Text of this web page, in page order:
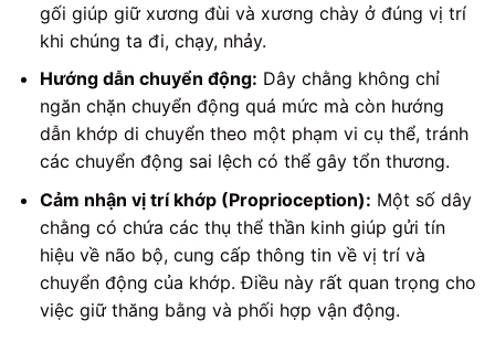
gối giúp giữ xương đùi và xương chày ở đúng vị trí
khi chúng ta đi, chạy, nhảy.
Hướng dẫn chuyển động: Dây chằng không chỉ
ngăn chặn chuyển động quá mức mà còn hướng
dẫn khớp di chuyển theo một phạm vi cụ thể, tránh
các chuyển động sai lệch có thể gây tổn thương.
Cảm nhận vị trí khớp (Proprioception): Một số dây
chằng có chứa các thụ thể thần kinh giúp gửi tín
hiệu về não bộ, cung cấp thông tin về vị trí và
chuyển động của khớp. Điều này rất quan trọng cho
việc giữ thăng bằng và phối hợp vận động.